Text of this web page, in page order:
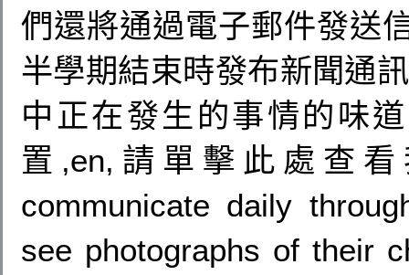
們還將通過電子郵件發送
半學期結束時發布新聞通
中正在發生的事情的味
置,en,請單擊此處查
communicate daily
see photographs of their